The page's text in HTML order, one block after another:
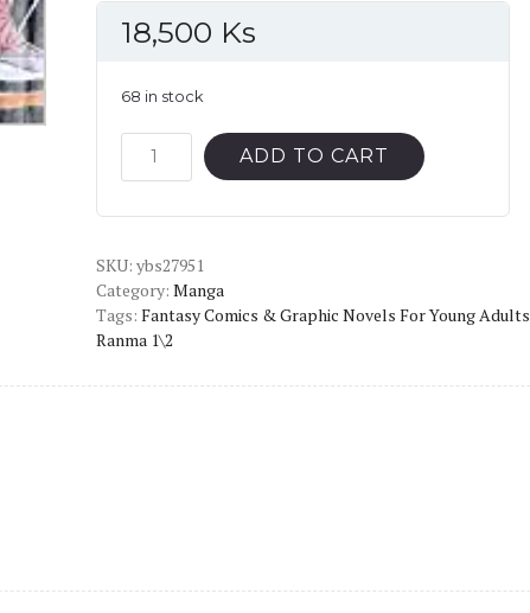
18,500 Ks
68 in stock
Demon
Slayer:
Yaiba,
A
Close
Fight
Vol.11
ADD TO CART
SKU: ybs27951
Category: Manga
Tags: Fantasy Comics & Graphic Novels For Young Adults
Ranma 1\2